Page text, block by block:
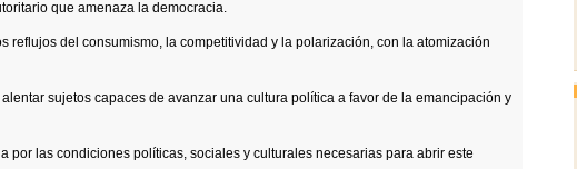
que amenaza la democracia.
del consumismo, la competitividad y la polarización, con la atomización
sujetos capaces de avanzar una cultura política a favor de la emancipación y
las condiciones políticas, sociales y culturales necesarias para abrir este